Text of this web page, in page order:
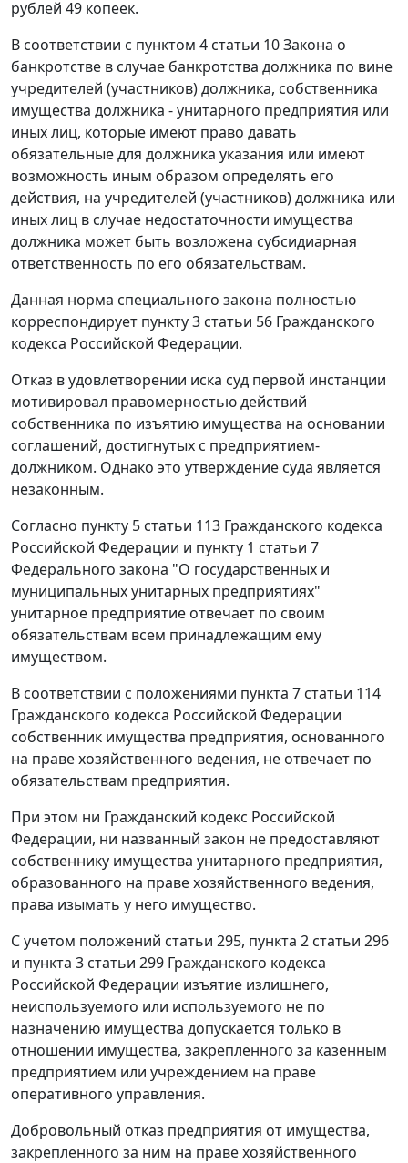
рублей 49 копеек.
В соответствии с пунктом 4 статьи 10Закона о
банкротстве в случае банкротства должника по вине
учредителей (участников) должника, собственника
имущества должника - унитарного предприятия или
иных лиц, которые имеют право давать
обязательные для должника указания или имеют
возможность иным образом определять его
действия, на учредителей (участников) должника или
иных лиц в случае недостаточности имущества
должника может быть возложена субсидиарная
ответственность по его обязательствам.
Данная норма специального закона полностью
корреспондирует пункту 3 статьи 56 Гражданского
кодекса Российской Федерации.
Отказ в удовлетворении иска суд первой инстанции
мотивировал правомерностью действий
собственника по изъятию имущества на основании
соглашений, достигнутых с предприятием-
должником. Однако это утверждение суда является
незаконным.
Согласно пункту 5 статьи 113 Гражданского кодекса
Российской Федерации и пункту 1 статьи 7
Федерального закона "О государственных и
муниципальных унитарных предприятиях"
унитарное предприятие отвечает по своим
обязательствам всем принадлежащим ему
имуществом.
В соответствии с положениями пункта 7 статьи 114
Гражданского кодекса Российской Федерации
собственник имущества предприятия, основанного
на праве хозяйственного ведения, не отвечает по
обязательствам предприятия.
При этом ни Гражданский кодекс Российской
Федерации, ни названный закон не предоставляют
собственнику имущества унитарного предприятия,
образованного на праве хозяйственного ведения,
права изымать у него имущество.
С учетом положений статьи 295, пункта 2 статьи 296
и пункта 3 статьи 299 Гражданского кодекса
Российской Федерации изъятие излишнего,
неиспользуемого или используемого не по
назначению имущества допускается только в
отношении имущества, закрепленного за казенным
предприятием или учреждением на праве
оперативного управления.
Добровольный отказ предприятия от имущества,
закрепленного за ним на праве хозяйственного